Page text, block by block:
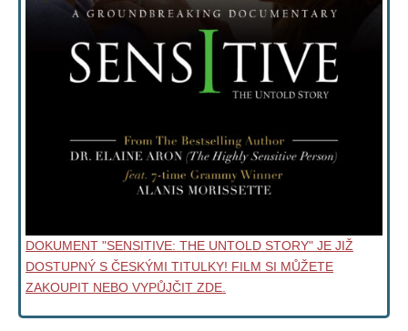
DOKUMENT "SENSITIVE: THE UNTOLD STORY" JE JIŽ
DOSTUPNÝ S ČESKÝMI TITULKY! FILM SI MŮŽETE
ZAKOUPIT NEBO VYPŮJČIT ZDE.